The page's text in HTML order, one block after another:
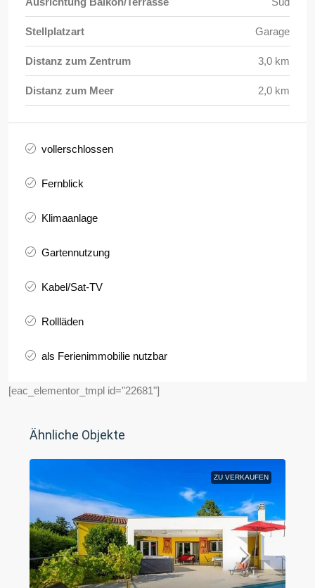
Stellplatzart Garage
Distanz zum Zentrum 3,0 km
Distanz zum Meer 2,0 km
vollerschlossen
Fernblick
Klimaanlage
Gartennutzung
Kabel/Sat-TV
Rollläden
als Ferienimmobilie nutzbar
[eac_elementor_tmpl id="22681"]
Ähnliche Objekte
ZU VERKAUFEN